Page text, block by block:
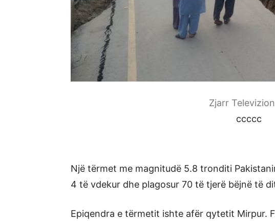
Zjarr
ccccc
Një tërmet me magnitudë 5.8 tronditi
4 të vdekur dhe plagosur 70 të tjerë bëjnë të
Epiqendra e tërmetit ishte afër qytetit Mirpur.